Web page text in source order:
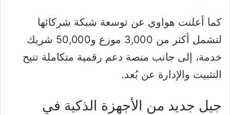
كما أعلنت هواوي عن توسعة شبكة شركائها
لتشمل أكثر من 3,000 موزع و50,000 شريك
خدمة، إلى جانب منصة دعم رقمية متكاملة تتيح
التثبيت والإدارة عن بُعد.
جيل جديد من الأجهزة الذكية في